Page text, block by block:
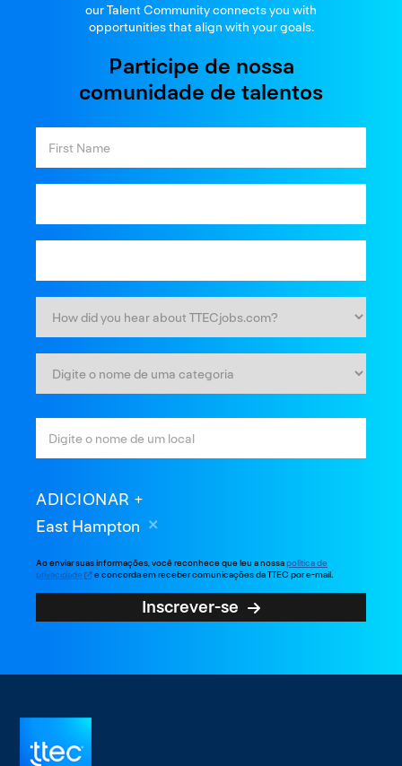
our Talent Community connects you with
opportunities that align with your goals.
Participe de nossa
comunidade de talentos
ADICIONAR
East Hampton
Ao enviar suas informações, você reconhece que leu a nossapolítica de
privacidade
e concorda em receber comunicações da TTEC por e-mail.
Inscrever-se